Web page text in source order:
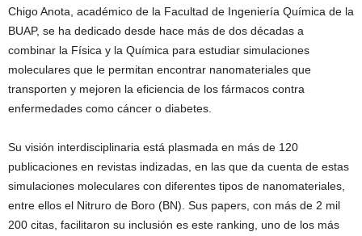
Chigo Anota, académico de la Facultad de Ingeniería Química de la
BUAP, se ha dedicado desde hace más de dos décadas a
combinar la Física y la Química para estudiar simulaciones
moleculares que le permitan encontrar nanomateriales que
transporten y mejoren la eficiencia de los fármacos contra
enfermedades como cáncer o diabetes.
Su visión interdisciplinaria está plasmada en más de 120
publicaciones en revistas indizadas, en las que da cuenta de estas
simulaciones moleculares con diferentes tipos de nanomateriales,
entre ellos el Nitruro de Boro (BN). Sus papers, con más de 2 mil
200 citas, facilitaron su inclusión es este ranking, uno de los más